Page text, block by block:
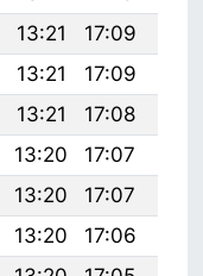
13:21 17:09
13:21 17:09
13:21 17:08
13:20 17:07
13:20 17:07
13:20 17:06